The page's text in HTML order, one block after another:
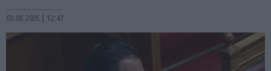
03.08.2026 | 12:47